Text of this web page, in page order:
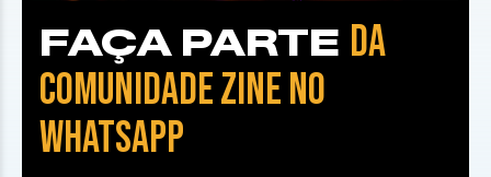
FAÇA PARTE DA
COMUNIDADE ZINE NO
WHATSAPP